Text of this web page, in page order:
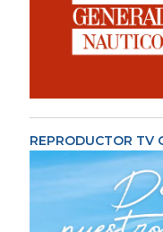
REPRODUCTOR TV